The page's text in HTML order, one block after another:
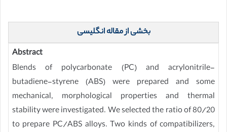
بخشی از مقاله انگلیسی
Abstract
Blends of polycarbonate (PC) and acrylonitrile-
butadiene-styrene (ABS) were prepared and some
mechanical, morphological properties and thermal
stability were investigated. We selected the ratio of 80/20
to prepare PC/ABS alloys. Two kinds of compatibilizers,